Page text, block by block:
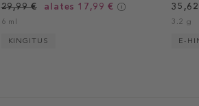
29,99 € alates 17,99 €
6 ml
KINGITUS
3.2 g
E-